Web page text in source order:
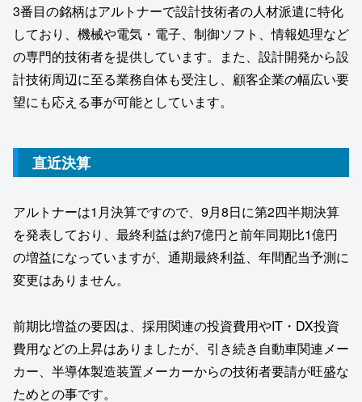
3番目の銘柄はアルトナーで設計技術者の人材派遣に特化
しており、機械や電気・電子、制御ソフト、情報処理など
の専門的技術者を提供しています。また、設計開発から設
計技術周辺に至る業務自体も受注し、顧客企業の幅広い要
望にも応える事が可能としています。
直近決算
アルトナーは1月決算ですので、9月8日に第2四半期決算
を発表しており、最終利益は約7億円と前年同期比1億円
の増益になっていますが、通期最終利益、年間配当予測に
変更はありません。
前期比増益の要因は、採用関連の投資費用やIT・DX投資
費用などの上昇はありましたが、引き続き自動車関連メー
カー、半導体製造装置メーカーからの技術者要請が旺盛な
ためとの事です。